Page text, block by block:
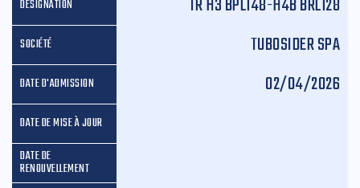
TR H3 BPL148-H4B BRL128
TUBOSIDER SPA
02/04/2026